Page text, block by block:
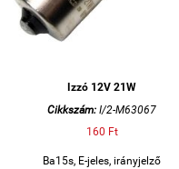
Izzó 12V 21W
Cikkszám: I/2-M63067
160 Ft
Ba15s, E-jeles, irányjelző